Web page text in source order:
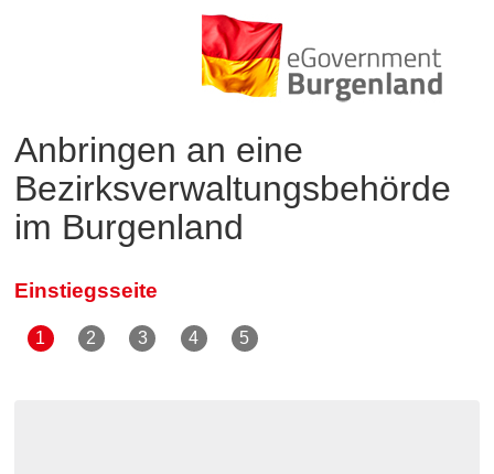
Anbringen an eine
Bezirksverwaltungsbehörde
im Burgenland
Einstiegsseite